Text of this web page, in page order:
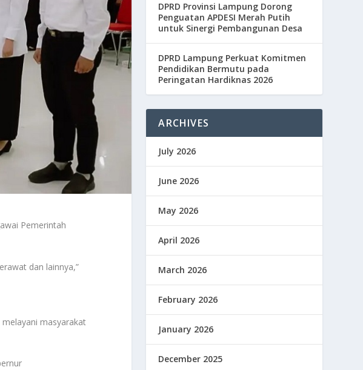
Pemerintah
dan lainnya,”
masyarakat
DPRD Provinsi Lampung Dorong
Penguatan APDESI Merah Putih
untuk Sinergi Pembangunan Desa
DPRD Lampung Perkuat Komitmen
Pendidikan Bermutu pada
Peringatan Hardiknas 2026
ARCHIVES
July 2026
June 2026
May 2026
April 2026
March 2026
February 2026
January 2026
December 2025